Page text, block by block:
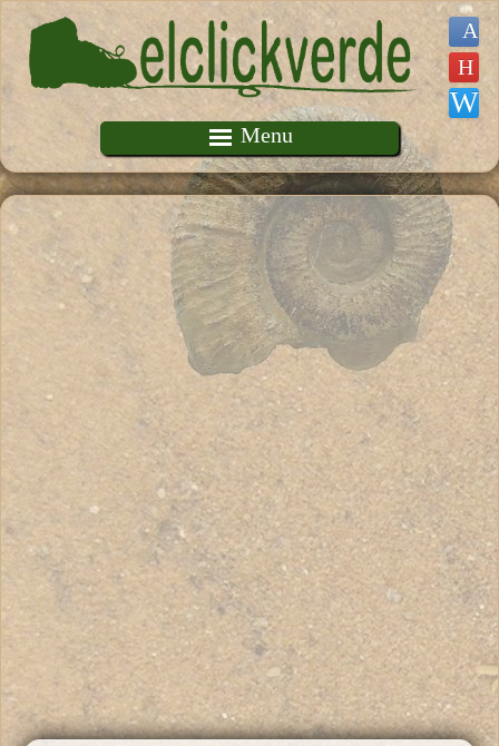
Pasar al contenido principal
Menu